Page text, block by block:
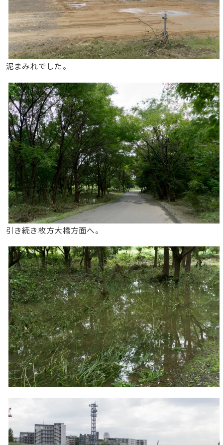
泥まみれでした。
引き続き枚方大橋方面へ。